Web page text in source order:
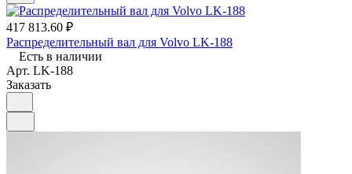
417 813.60 ₽
Распределительный вал для Volvo LK-188
Есть в наличии
Арт. LK-188
Заказать